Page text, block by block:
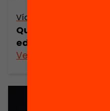
Vídeo
Quins recursos
educatius?
Veure’n més